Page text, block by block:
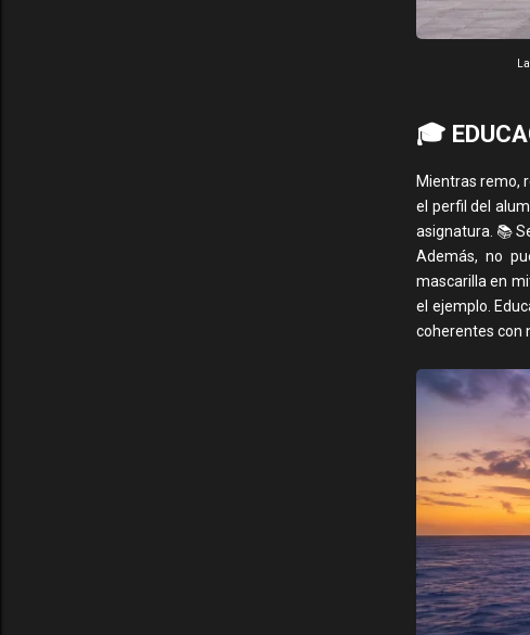
🎓
Mientras remo,
el perfil del
asignatura. 📚
Además, no
mascarilla en
el ejemplo.
coherentes con